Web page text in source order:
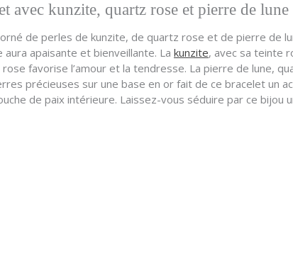
avec kunzite, quartz rose et pierre de
de perles de kunzite, de quartz rose et de pierre de
aura apaisante et bienveillante. La kunzite, avec sa teinte
favorise l’amour et la tendresse. La pierre de lune,
précieuses sur une base en or fait de ce bracelet un
de paix intérieure. Laissez-vous séduire par ce bijou